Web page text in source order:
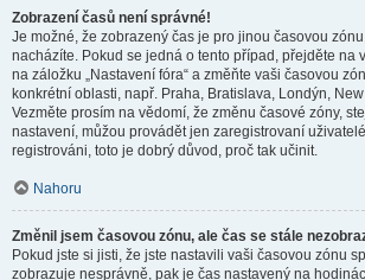
Zobrazení časů není správné!
Je možné, že zobrazený čas je pro jinou časovou
nacházíte. Pokud se jedná o tento případ, přejděte na
na záložku „Nastavení fóra“ a změňte vaši časovou
konkrétní oblasti, např. Praha, Bratislava, Londýn,
Vezměte prosím na vědomí, že změnu časové zóny,
nastavení, můžou provádět jen zaregistrovaní
registrováni, toto je dobrý důvod, proč tak učinit.
Nahoru
Změnil jsem časovou zónu, ale čas se stále
Pokud jste si jisti, že jste nastavili vaši časovou zónu
zobrazuje nesprávně, pak je čas nastavený na